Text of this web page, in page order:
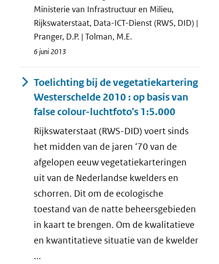
Ministerie van Infrastructuur en Milieu,
Rijkswaterstaat, Data-ICT-Dienst (RWS, DID) |
Pranger, D.P. | Tolman, M.E.
6 juni 2013
Toelichting bij de vegetatiekartering
Westerschelde 2010 : op basis van
false colour-luchtfoto's 1:5.000
Rijkswaterstaat (RWS-DID) voert sinds
het midden van de jaren ‘70 van de
afgelopen eeuw vegetatiekarteringen
uit van de Nederlandse kwelders en
schorren. Dit om de ecologische
toestand van de natte beheersgebieden
in kaart te brengen. Om de kwalitatieve
en kwantitatieve situatie van de kwelder
...